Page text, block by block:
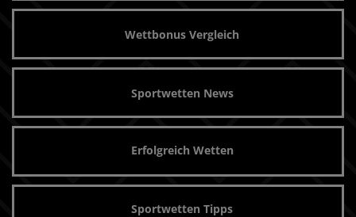
Wettbonus Vergleich
Sportwetten News
Erfolgreich Wetten
Sportwetten Tipps